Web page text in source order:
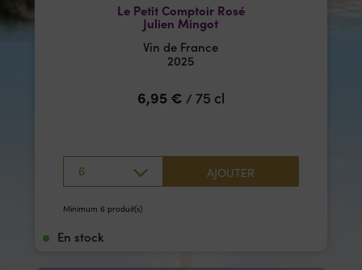
Le Petit Comptoir Rosé
Julien Mingot
Vin de France
2025
6,95 € / 75 cl
6 AJOUTER
Minimum 6 produit(s)
En stock